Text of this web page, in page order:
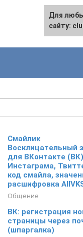
Смайлик
Восклицательный
для ВКонтакте
Инстаграма,
код смайла,
расшифровка
Общение
ВК: регистрация
страницы через
(шпаргалка)
Для
сайту: